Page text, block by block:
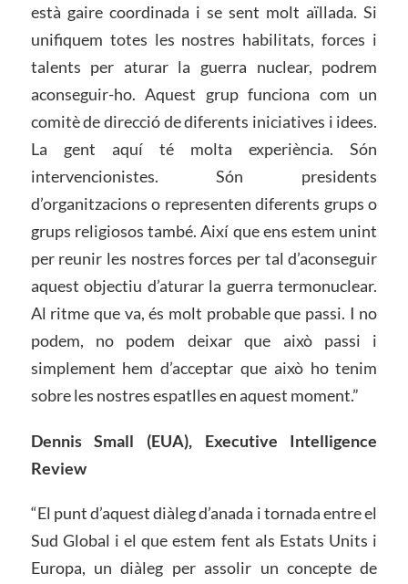
està gaire coordinada i se sent molt aïllada. Si
unifiquem totes les nostres habilitats, forces i
talents per aturar la guerra nuclear, podrem
aconseguir-ho. Aquest grup funciona com un
comitè de direcció de diferents iniciatives i idees.
La gent aquí té molta experiència. Són
intervencionistes. Són presidents
d’organitzacions o representen diferents grups o
grups religiosos també. Així que ens estem unint
per reunir les nostres forces per tal d’aconseguir
aquest objectiu d’aturar la guerra termonuclear.
Al ritme que va, és molt probable que passi. I no
podem, no podem deixar que això passi i
simplement hem d’acceptar que això ho tenim
sobre les nostres espatlles en aquest moment.”
Dennis Small (EUA), Executive Intelligence
Review
“El punt d’aquest diàleg d’anada i tornada entre el
Sud Global i el que estem fent als Estats Units i
Europa, un diàleg per assolir un concepte de